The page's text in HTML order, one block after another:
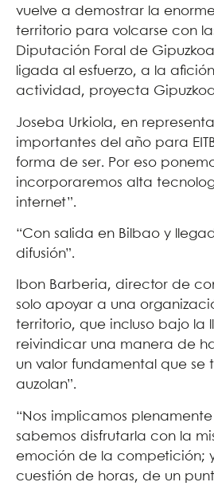
vuelve a demostrar la
territorio para volcarse con
Diputación Foral de
ligada al esfuerzo, a la
actividad, proyecta
Joseba Urkiola, en
importantes del año para
forma de ser. Por eso
incorporaremos alta
internet”.
“Con salida en Bilbao y
difusión”.
Ibon Barberia, director de
solo apoyar a una
territorio, que incluso bajo la
reivindicar una manera de
un valor fundamental que se
auzolan”.
“Nos implicamos
sabemos disfrutarla con la
emoción de la competición;
cuestión de horas, de un